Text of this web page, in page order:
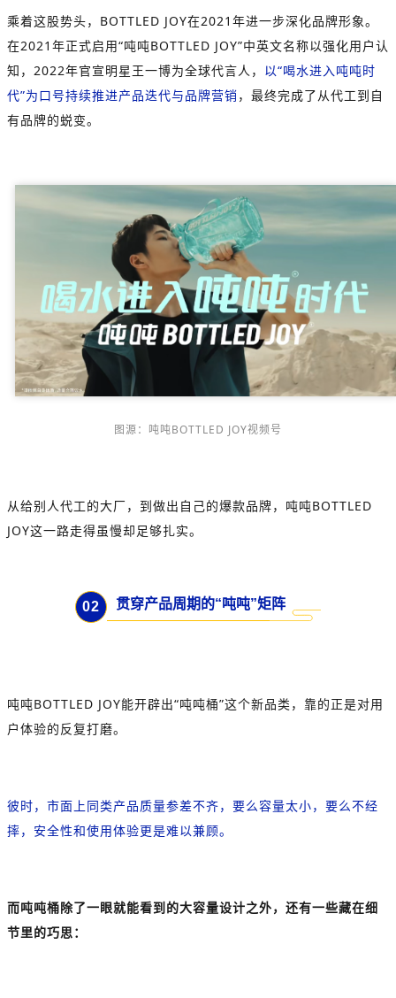
乘着这股势头，BOTTLED JOY在2021年进一步深化品牌形象。
在2021年正式启用“吨吨BOTTLED JOY”中英文名称以强化用户认
知，2022年官宣明星王一博为全球代言人， 以“喝水进入吨吨时
代”为口号持续推进产品迭代与品牌营销，最终完成了从代工到自
有品牌的蜕变。
图源：吨吨BOTTLED JOY视频号
从给别人代工的大厂，到做出自己的爆款品牌，吨吨BOTTLED
JOY这一路走得虽慢却足够扎实。
02 贯穿产品周期的“吨吨”矩阵
吨吨BOTTLED JOY能开辟出“吨吨桶”这个新品类，靠的正是对用
户体验的反复打磨。
彼时，市面上同类产品质量参差不齐，要么容量太小，要么不经
摔，安全性和使用体验更是难以兼顾。
而吨吨桶除了一眼就能看到的大容量设计之外，还有一些藏在细
节里的巧思：